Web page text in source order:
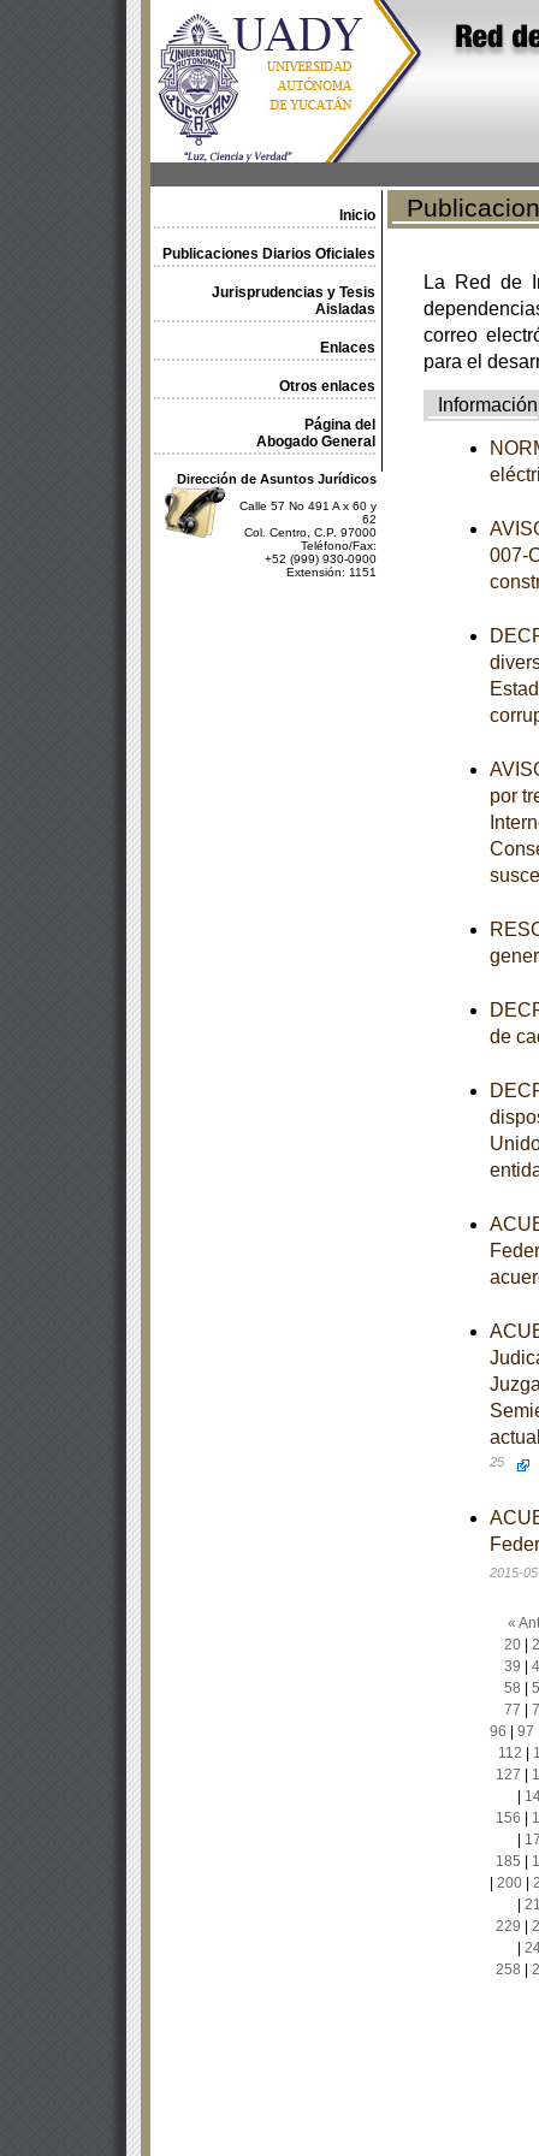
Inicio
Publicaciones Diarios Oficiales
Jurisprudencias y Tesis
Aisladas
Enlaces
Otros enlaces
Página del
Abogado General
Dirección de Asuntos Jurídicos
Calle 57 No 491 A x 60 y
62
Col. Centro, C.P. 97000
Teléfono/Fax:
+52 (999) 930-0900
Extensión: 1151
La Red de
correo
para el
Información
007-
por
de
25
2015-
«
20|
39
58
77
96
97
112
127
156
185
200|
229
258